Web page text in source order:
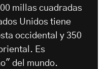
millas cuadradas
Unidos tiene
occidental y 350
Es
del mundo.